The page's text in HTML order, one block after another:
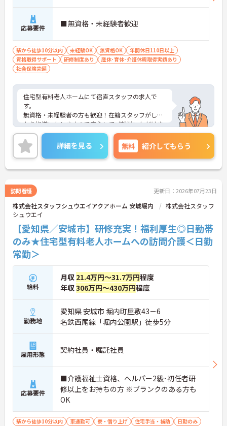
応募要件 ■無資格・未経験者歓迎
駅から徒歩10分以内 未経験OK 無資格OK
年間休日110日以上
資格取得サポート
研修制度あり
産休･育休･介護休暇取得実績あり
社会保険完備
住宅型有料老人ホームにて宿直スタッフの求人で
す。
無資格・未経験者の方も歓迎！在籍スタッフがしっ
かり指導いたしますので安心してご就業いただけま
す！
施設の見学からも可能です◎
ご興味をお持ちの方はお気軽にお問合せ下さい。
詳細を見る 無料 紹介してもらう
訪問看護 更新日：2026年07月23日
株式会社スタッフシュウエイアクアホーム 安城堀内
株式会社スタッフ
シュウエイ
【愛知県／安城市】研修充実！福利厚生◎日勤帯
のみ★住宅型有料老人ホームへの訪問介護＜日勤
常勤＞
給料
月収 21.4万円～31.7万円程度
年収306万円～430万円程度
勤務地
愛知県 安城市 堀内町屋敷43－6
名鉄西尾線「堀内公園駅」徒歩5分
雇用形態 契約社員・嘱託社員
応募要件
■介護福祉士資格、ヘルパー2級･初任者研
修以上をお持ちの方 ※ブランクのある方も
OK
駅から徒歩10分以内 車通勤可 寮・借り上げ 住宅手当・補助
日勤のみ